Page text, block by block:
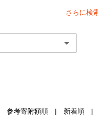
さらに検
参考寄附額順 | 新着順 |